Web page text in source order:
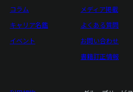
コラム
キャリア名鑑
イベント
メディア掲載
よくある質問
お問い合わせ
書籍訂正情報